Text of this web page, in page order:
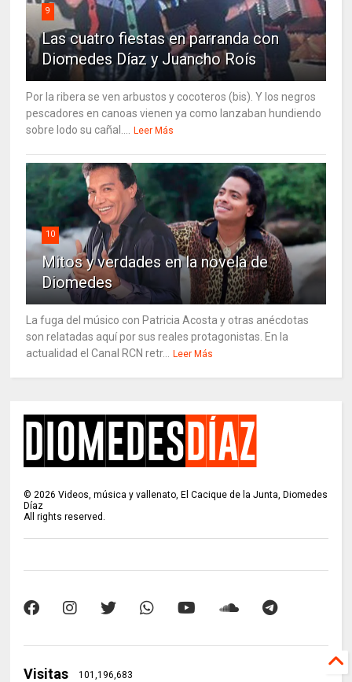
9
Las cuatro fiestas en parranda con
Diomedes Díaz y Juancho Roís
Por la ribera se ven arbustos y cocoteros (bis). Y los negros
pescadores en canoas vienen ya como lanzaban hundiendo
sobre lodo su cañal.... Leer Más
10
Mitos y verdades en la novela de
Diomedes
La fuga del músico con Patricia Acosta y otras anécdotas
son relatadas aquí por sus reales protagonistas. En la
actualidad el Canal RCN retr... Leer Más
©2026 Videos, música y vallenato, El Cacique de la Junta, Diomedes
Díaz
All rights reserved.
Visitas 101,196,683